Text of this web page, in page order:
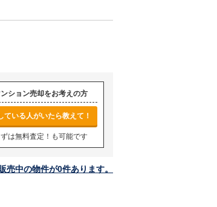
ション売却をお考えの方
ている人がいたら教えて！
ずは無料査定！も可能です
中の物件が0件あります。